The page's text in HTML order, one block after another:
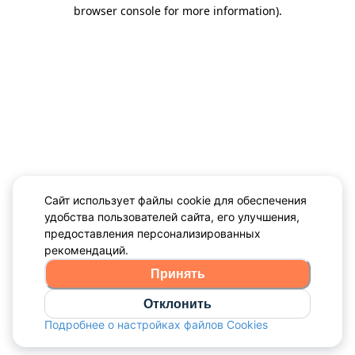
browser console for more information).
Сайт использует файлы cookie для обеспечения
удобства пользователей сайта, его улучшения,
предоставления персонализированных
рекомендаций.
Принять
Отклонить
Подробнее о настройках файлов Cookies